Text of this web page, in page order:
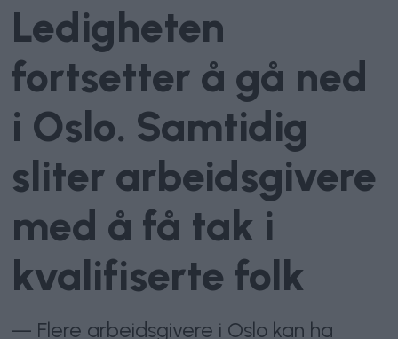
Ledigheten
fortsetter å gå ned
i Oslo. Samtidig
sliter arbeidsgivere
med å få tak i
kvalifiserte folk
— Flere arbeidsgivere i Oslo kan ha